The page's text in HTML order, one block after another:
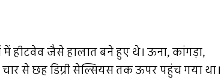
में हीटवेव जैसे हालात बने हुए थे। ऊना, कांगड़ा,
से छह डिग्री सेल्सियस तक ऊपर पहुंच गया था।